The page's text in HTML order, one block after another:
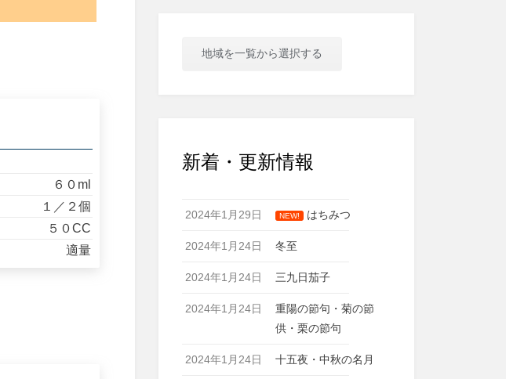
６０ml
１／２個
５０CC
適量
地域を一覧から選択する
新着・更新情報
2024年1月29日 NEW! はちみつ
2024年1月24日 冬至
2024年1月24日 三九日茄子
2024年1月24日
重陽の節句・菊の節
供・栗の節句
2024年1月24日 十五夜・中秋の名月